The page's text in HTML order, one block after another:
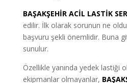
BAŞAKŞEHİR ACİL LASTİK
edilir. İlk olarak sorunun ne
başvuru şekli önemlidir. Buna
sunulur.
Özellikle yanında yedek lastiği
ekipmanlar olmayanlar,